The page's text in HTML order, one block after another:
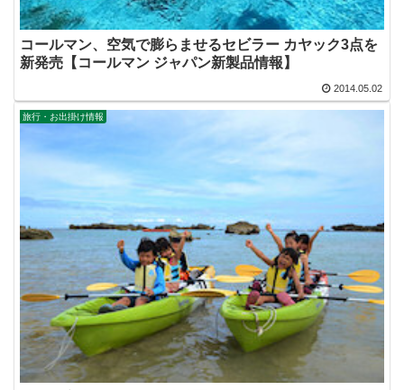
コールマン、空気で膨らませるセビラー カヤック3点を
新発売【コールマン ジャパン新製品情報】
2014.05.02
旅行・お出掛け情報